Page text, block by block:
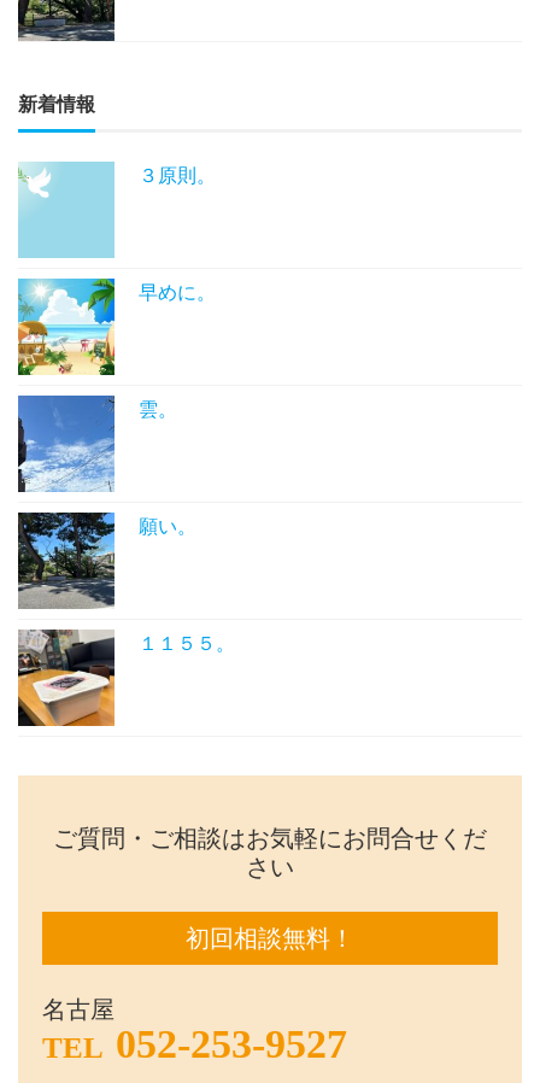
新着情報
３原則。
早めに。
雲。
願い。
１１５５。
ご質問・ご相談はお気軽にお問合せくだ
さい
初回相談無料！
名古屋
TEL 052-253-9527